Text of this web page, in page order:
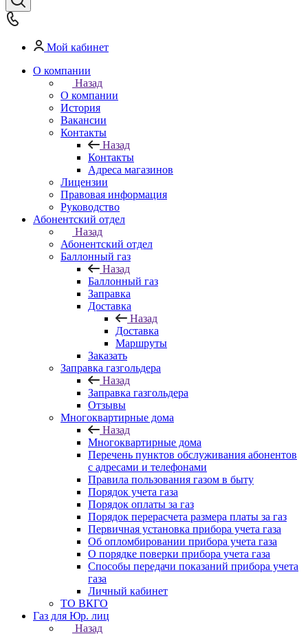
Мой кабинет
О компании
Назад
О компании
История
Вакансии
Контакты
Назад
Контакты
Адреса магазинов
Лицензии
Правовая информация
Руководство
Абонентский отдел
Назад
Абонентский отдел
Баллонный газ
Назад
Баллонный газ
Заправка
Доставка
Назад
Доставка
Маршруты
Заказать
Заправка газгольдера
Назад
Заправка газгольдера
Отзывы
Многоквартирные дома
Назад
Многоквартирные дома
Перечень пунктов обслуживания абонентов
с адресами и телефонами
Правила пользования газом в быту
Порядок учета газа
Порядок оплаты за газ
Порядок перерасчета размера платы за газ
Первичная установка прибора учета газа
Об опломбировании прибора учета газа
О порядке поверки прибора учета газа
Способы передачи показаний прибора учета
газа
Личный кабинет
ТО ВКГО
Газ для Юр. лиц
Назад